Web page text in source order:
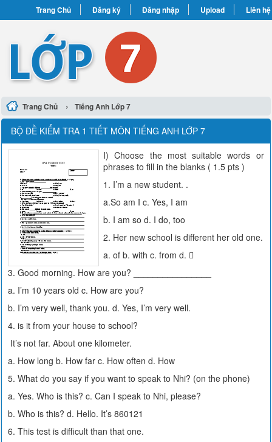
Trang Chủ Đăng ký Đăng nhập Upload Liên hệ
Trang Chủ › Tiếng Anh Lớp 7
BỘ ĐỀ KIỂM TRA 1 TIẾT MÔN TIẾNG ANH LỚP 7
I) Choose the most suitable words or
phrases to fill in the blanks ( 1.5 pts )
1. I’m a new student. .
a.So am I c. Yes, I am
b. I am so d. I do, too
2. Her new school is different her old one.
a. of b. with c. from d. 
3. Good morning. How are you? ________________
a. I’m 10 years old c. How are you?
b. I’m very well, thank you. d. Yes, I’m very well.
4. is it from your house to school?
It’s not far. About one kilometer.
a. How long b. How far c. How often d. How
5. What do you say if you want to speak to Nhi? (on the phone)
a. Yes. Who is this? c. Can I speak to Nhi, please?
b. Who is this? d. Hello. It’s 860121
6. This test is difficult than that one.